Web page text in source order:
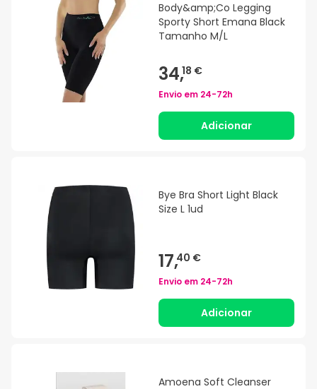
Body&amp;Co Legging
Sporty Short Emana Black
Tamanho M/L
34,18 €
Envio em 24-72h
Adicionar
Bye Bra Short Light Black
Size L 1ud
17,40 €
Envio em 24-72h
Adicionar
Amoena Soft Cleanser